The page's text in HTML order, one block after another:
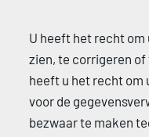
U heeft het recht om
zien, te corrigeren
heeft u het recht om
voor de
bezwaar te maken